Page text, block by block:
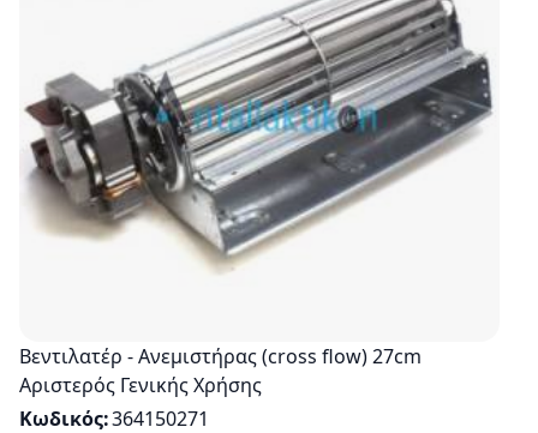
Βεντιλατέρ - Ανεμιστήρας (cross flow) 27cm
Αριστερός Γενικής Χρήσης
Κωδικός 364150271